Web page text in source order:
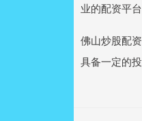
业的配资平
佛山炒股配
具备一定的